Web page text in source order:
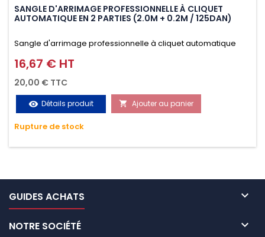
SANGLE D'ARRIMAGE PROFESSIONNELLE À CLIQUET
AUTOMATIQUE EN 2 PARTIES (2.0M + 0.2M / 125DAN)
Sangle d'arrimage professionnelle à cliquet automatique
avec crochet S en 2 parties (2.0M + 0.2M / 125daN), simple et
rapide d'utilisation. Permet d'arrimer et de sécuriser
vos chargements pendant le transport. Matière polyester
très résistante aux UV et aux variations de températures,
n'absorbe pas l'eau.
Prix
16,67 € HT
20,00 € TTC
visibility Détails produit  Ajouter au panier
Rupture de stock
GUIDES ACHATS 
NOTRE SOCIÉTÉ 